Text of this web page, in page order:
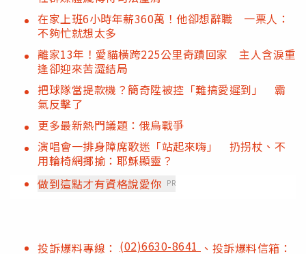
在家上班6小時年薪360萬！他卻想辭職 一票人：
不夠忙就想太多
離家13年！愛貓橫跨225公里奇蹟回家 主人含淚重
逢卻迎來苦澀結局
把球隊當提款機？簡奇陞被控「難搞愛遲到」 霸
氣反擊了
更多最新熱門議題：俄烏戰爭
演唱會一排身障席歌迷「站起來嗨」 扔拐杖、不
用輪椅網揶揄：耶穌顯靈？
做到這點才有資格說愛你 PR
投訴爆料專線： (02)6630-8641 、投訴爆料信箱：